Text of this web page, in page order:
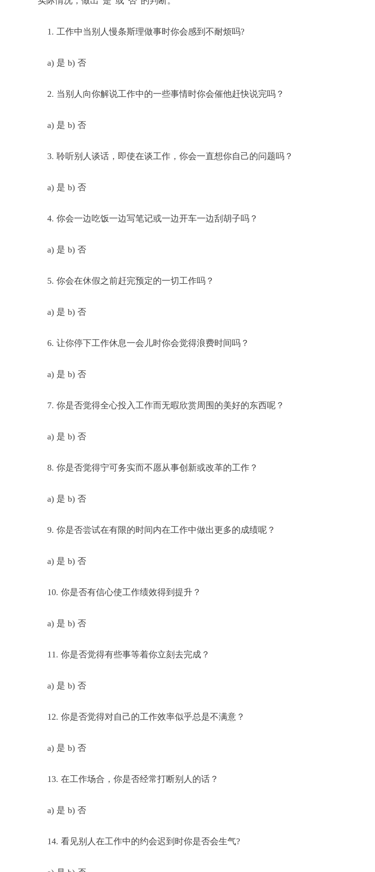
1. 工作中当别人慢条斯理做事时你会感到不耐烦吗?
a) 是 b) 否
2. 当别人向你解说工作中的一些事情时你会催他赶快说完吗？
a) 是 b) 否
3. 聆听别人谈话，即使在谈工作，你会一直想你自己的问题吗？
a) 是 b) 否
4. 你会一边吃饭一边写笔记或一边开车一边刮胡子吗？
a) 是 b) 否
5. 你会在休假之前赶完预定的一切工作吗？
a) 是 b) 否
6. 让你停下工作休息一会儿时你会觉得浪费时间吗？
a) 是 b) 否
7. 你是否觉得全心投入工作而无暇欣赏周围的美好的东西呢？
a) 是 b) 否
8. 你是否觉得宁可务实而不愿从事创新或改革的工作？
a) 是 b) 否
9. 你是否尝试在有限的时间内在工作中做出更多的成绩呢？
a) 是 b) 否
10. 你是否有信心使工作绩效得到提升？
a) 是 b) 否
11. 你是否觉得有些事等着你立刻去完成？
a) 是 b) 否
12. 你是否觉得对自己的工作效率似乎总是不满意？
a) 是 b) 否
13. 在工作场合，你是否经常打断别人的话？
a) 是 b) 否
14. 看见别人在工作中的约会迟到时你是否会生气?